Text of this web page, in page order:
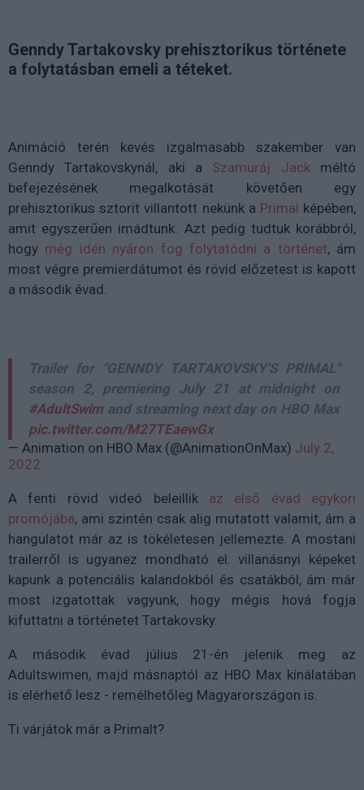
Genndy Tartakovsky prehisztorikus története
a folytatásban emeli a téteket.
Animáció terén kevés izgalmasabb szakember van
Genndy Tartakovskynál, aki a Szamuráj Jackméltó
befejezésének megalkotását követően egy
prehisztorikus sztorit villantott nekünk a Primal képében,
amit egyszerűen imádtunk. Azt pedig tudtuk korábbról,
hogy még idén nyáron fog folytatódni a történet, ám
most végre premierdátumot és rövid előzetest is kapott
a második évad.
Trailer for "GENNDY TARTAKOVSKY'S PRIMAL"
season 2, premiering July 21 at midnight on
#AdultSwim and streaming next day on HBO Max
pic.twitter.com/M27TEaewGx
— Animation on HBO Max (@AnimationOnMax) July 2,
2022
A fenti rövid videó beleillik az első évad egykori
promójába, ami szintén csak alig mutatott valamit, ám a
hangulatot már az is tökéletesen jellemezte. A mostani
trailerről is ugyanez mondható el: villanásnyi képeket
kapunk a potenciális kalandokból és csatákból, ám már
most izgatottak vagyunk, hogy mégis hová fogja
kifuttatni a történetet Tartakovsky.
A második évad július 21-én jelenik meg az
Adultswimen, majd másnaptól az HBO Max kínálatában
is elérhető lesz - remélhetőleg Magyarországon is.
Ti várjátok már a Primalt?